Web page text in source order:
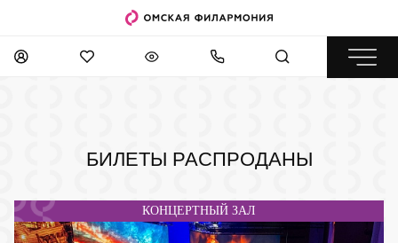
БИЛЕТЫ РАСПРОДАНЫ
КОНЦЕРТНЫЙ ЗАЛ